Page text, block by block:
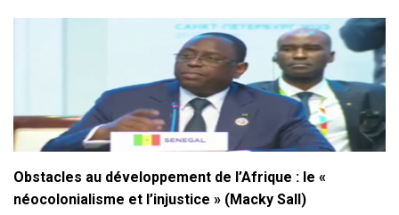
Obstacles au développement de l’Afrique : le «
néocolonialisme et l’injustice » (Macky Sall)